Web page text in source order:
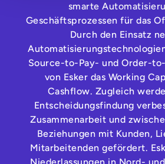
smarte
Geschäftsprozessen für das
Durch den Einsatz
Source-to-Pay- und Order-
von Esker das Working
Cashflow. Zugleich
Entscheidungsfindung
Zusammenarbeit und
Beziehungen mit Kunden,
Mitarbeitenden gefördert.